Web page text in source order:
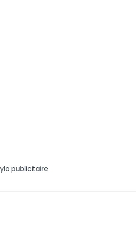
publicitaire